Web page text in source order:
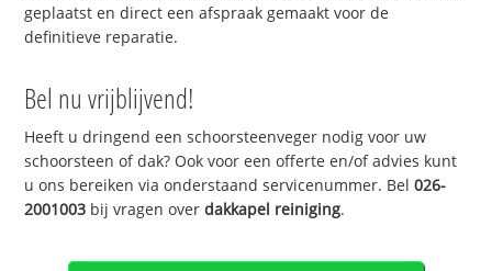
geplaatst en direct een afspraak gemaakt voor de
definitieve reparatie.
Bel nu vrijblijvend!
Heeft u dringend een schoorsteenveger nodig voor uw
schoorsteen of dak? Ook voor een offerte en/of advies kunt
u ons bereiken via onderstaand servicenummer. Bel026-
2001003 bij vragen overdakkapel reiniging.